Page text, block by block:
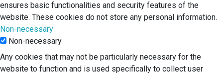
ensures basic functionalities and security features of the
website. These cookies do not store any personal information.
Non-necessary
Non-necessary
Any cookies that may not be particularly necessary for the
website to function and is used specifically to collect user